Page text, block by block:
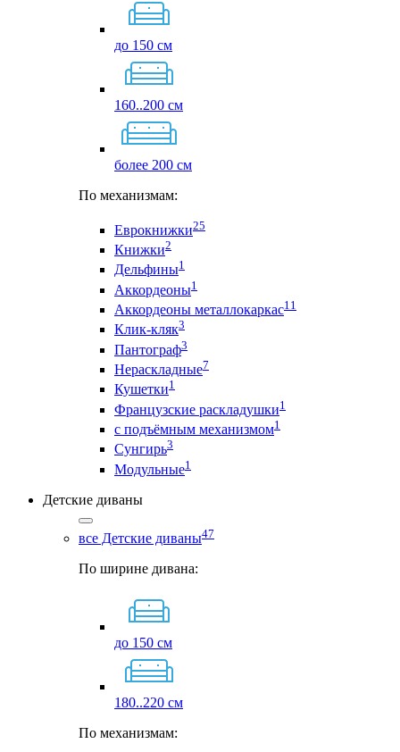
до 150 см
160..200 см
более 200 см
По механизмам:
Еврокнижки25
Книжки2
Дельфины1
Аккордеоны1
Аккордеоны металлокаркас11
Клик-кляк3
Пантограф3
Нераскладные7
Кушетки1
Французские раскладушки1
с подъёмным механизмом1
Сунгирь3
Модульные1
Детские диваны
все Детские диваны47
По ширине дивана:
до 150 см
180..220 см
По механизмам: